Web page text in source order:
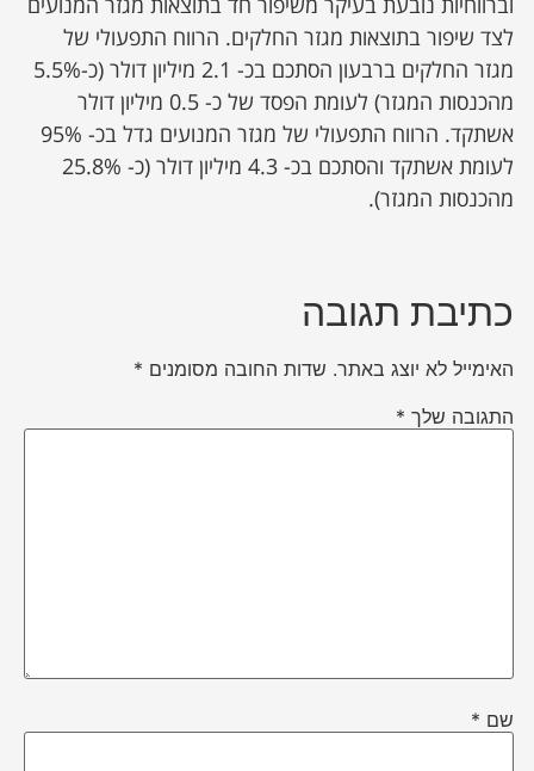
לצד שיפור בתוצאות מגזר החלקים. הרווח התפעולי של
מגזר החלקים ברבעון הסתכם בכ- 2.1 מיליון דולר (כ-5.5%
מהכנסות המגזר) לעומת הפסד של כ- 0.5 מיליון דולר
אשתקד. הרווח התפעולי של מגזר המנועים גדל בכ- 95%
לעומת אשתקד והסתכם בכ- 4.3 מיליון דולר (כ- 25.8%
מהכנסות המגזר).
כתיבת תגובה
האימייל לא יוצג באתר. שדות החובה מסומנים *
התגובה שלך *
שם *